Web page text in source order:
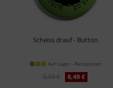
Scheiss drauf - Button
Auf Lager - Restposten
0,99 € 0,49 €